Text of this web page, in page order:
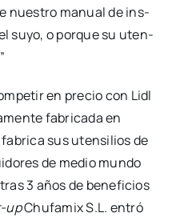
nues­tro manual de ins­
suyo, o por­que su uten­
en pre­cio con Lidl
fabri­ca­da en
sus uten­si­lios de
de medio mun­do
3 años de bene­fi­cios
upChu­fa­mix S.L. entró